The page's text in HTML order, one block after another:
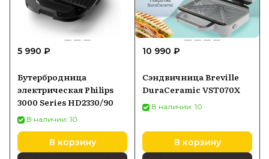
5 990 ₽
Бутербродница
электрическая Philips
3000 Series HD2330/90
В наличии: 10
В корзину
10 990 ₽
Сэндвичница Breville
DuraCeramic VST070X
В наличии: 10
В корзину